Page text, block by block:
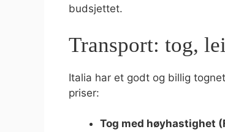
budsjettet.
Transport: tog,
Italia har et godt og billig
priser:
Tog med høyhastighet